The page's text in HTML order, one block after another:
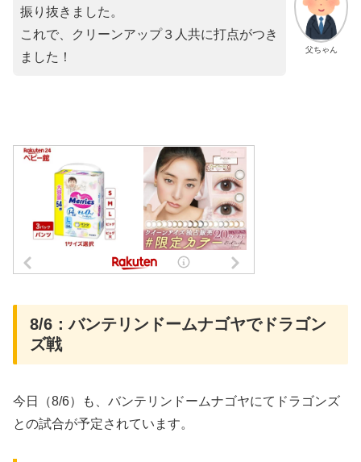
父ちゃん
振り抜きました。
これで、クリーンアップ３人共に打点がつき
ました！
8/6：バンテリンドームナゴヤでドラゴン
ズ戦
今日（8/6）も、バンテリンドームナゴヤにてドラゴンズ
との試合が予定されています。